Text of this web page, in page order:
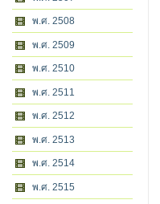
พ.ศ. 2508
พ.ศ. 2509
พ.ศ. 2510
พ.ศ. 2511
พ.ศ. 2512
พ.ศ. 2513
พ.ศ. 2514
พ.ศ. 2515